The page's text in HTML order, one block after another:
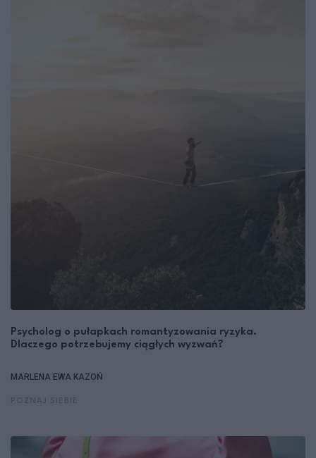
Psycholog o pułapkach romantyzowania ryzyka.
Dlaczego potrzebujemy ciągłych wyzwań?
MARLENA EWA KAZOŃ